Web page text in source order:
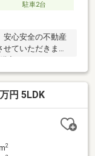
駐車2台
安心安全の不動産
ていただきま
ーンに組込でき
ローン返済中」等
【ハウスフリー
、デメリットもご
らアフターフォロ
ス採用♪お客様の手
て頂きます。
円 5LDK
2